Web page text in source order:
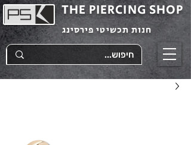
THE PIERCING SHOP
חנות תכשיטי פירסינג